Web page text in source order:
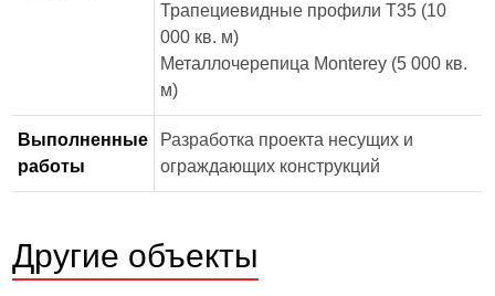
Трапециевидные профили Т35 (10
000 кв. м)
Металлочерепица Monterey (5 000 кв.
м)
Выполненные
работы
Разработка проекта несущих и
ограждающих конструкций
Другие объекты